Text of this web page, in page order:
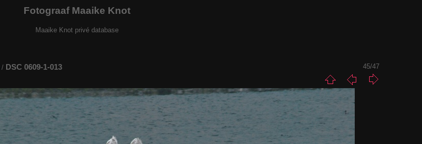
Fotograaf Maaike Knot
Maaike Knot privé database
/ DSC 0609-1-013 45/47